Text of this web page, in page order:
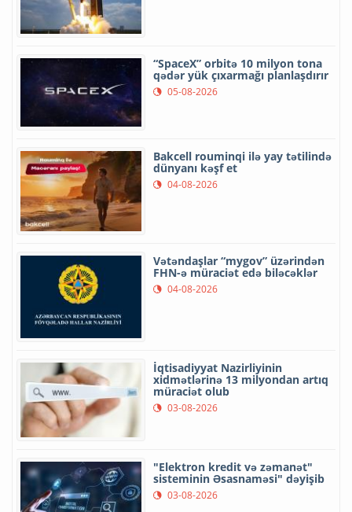
“SpaceX” orbitə 10 milyon tona
qədər yük çıxarmağı planlaşdırır
05-08-2026
Bakcell rouminqi ilə yay tətilində
dünyanı kəşf et
04-08-2026
Vətəndaşlar “mygov” üzərindən
FHN-ə müraciət edə biləcəklər
04-08-2026
İqtisadiyyat Nazirliyinin
xidmətlərinə 13 milyondan artıq
müraciət olub
03-08-2026
"Elektron kredit və zəmanət"
sisteminin Əsasnaməsi" dəyişib
03-08-2026